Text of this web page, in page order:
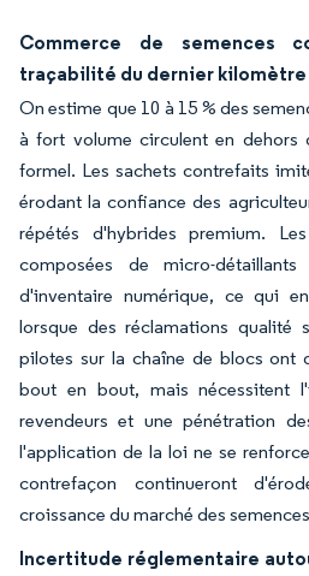
Commerce de semences
traçabilité du dernier kilomètre
On estime que 10 à 15 % des
à fort volume circulent en dehors
formel. Les sachets contrefaits
érodant la confiance des
répétés d'hybrides premium.
composées de micro-
d'inventaire numérique, ce qui
lorsque des réclamations qualité
pilotes sur la chaîne de blocs ont
bout en bout, mais nécessitent
revendeurs et une pénétration
l'application de la loi ne se
contrefaçon continueront
croissance du marché des
Incertitude réglementaire